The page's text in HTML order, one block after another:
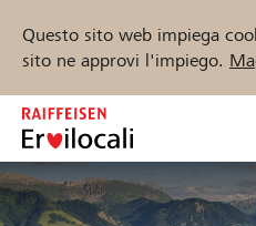
Questo sito web impiega
sito ne approvi l'impiego.
Zum
Inhalt
springen